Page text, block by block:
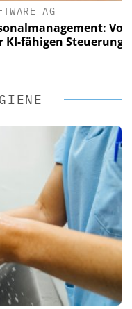
AG
Von
Steuerung